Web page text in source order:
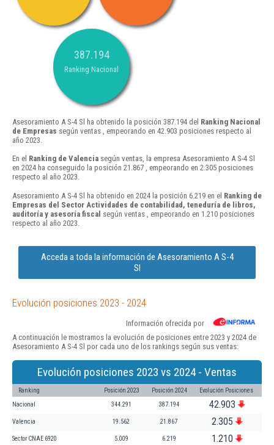
387.194
Ranking Nacional
Asesoramiento A S-4 Sl ha obtenido la posición 387.194 del Ranking Nacional
de Empresas según ventas , empeorando en 42.903 posiciones respecto al
año 2023.
En el Ranking de Valencia según ventas, la empresa Asesoramiento A S-4 Sl
en 2024 ha conseguido la posición 21.867 , empeorando en 2.305 posiciones
respecto al año 2023.
Asesoramiento A S-4 Sl ha obtenido en 2024 la posición 6.219 en el Ranking de
Empresas del Sector Actividades de contabilidad, teneduría de libros,
auditoría y asesoría fiscal según ventas , empeorando en 1.210 posiciones
respecto al año 2023.
Acceda a toda la información de Asesoramiento A S-4
Sl
Evolución posiciones 2023 - 2024
Información ofrecida por
A continuación le mostramos la evolución de posiciones entre 2023 y 2024 de
Asesoramiento A S-4 Sl por cada uno de los rankings según sus ventas:
Evolución posiciones 2023 vs 2024 - Ventas
Ranking Posición 2023 Posición 2024 Evolución Posiciones
Nacional 344.291 387.194 42.903
Valencia 19.562 21.867 2.305
Sector CNAE 6920 5.009 6.219 1.210